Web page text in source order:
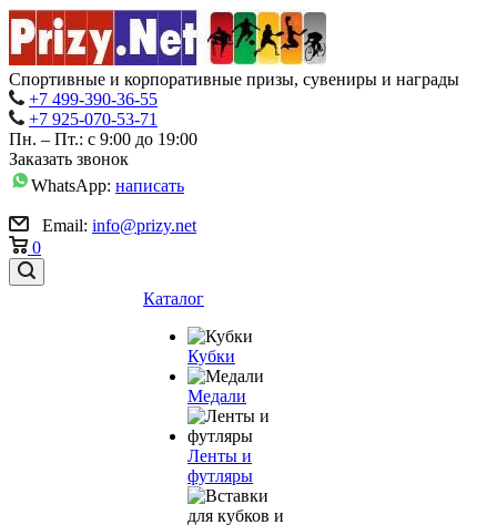
Спортивные и корпоративные призы, сувениры и награды
+7 499-390-36-55
+7 925-070-53-71
Пн. – Пт.: с 9:00 до 19:00
Заказать звонок
WhatsApp: написать
Email: info@prizy.net
0
Каталог
Кубки
Медали
Ленты и
футляры